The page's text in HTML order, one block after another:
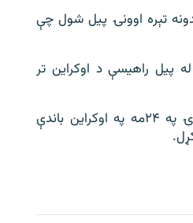
تېره اوونۍ پیل شول چې
پیل راهیسې د اوکراین تر
روسیې د ۲۰۲۲ کال د فبرورۍ په ۲۴مه په اوکراین باندې